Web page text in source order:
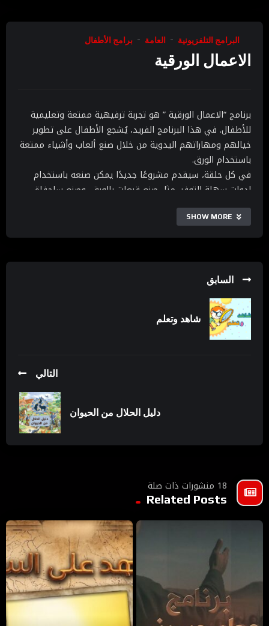
البرامج التلفزيونية العامة برامج الأطفال
الاعمال الورقية
برنامج “الاعمال الورقية ” هو تجربة ترفيهية ممتعة وتعليمية
للأطفال. في هذا البرنامج الفريد، يُشجع الأطفال على تطوير
خيالهم ومهاراتهم اليدوية من خلال صنع ألعاب وأشياء ممتعة
باستخدام الورق.
في كل حلقة، سيقدم مشروعًا جديدًا يمكن صنعه باستخدام
ادوات سهلة التوفر، مثل صنع قبعات بالورق، وصنع سلحفاة،
والعديد من الأفكار الأخرى.
SHOW MORE
السابق
شاهد وتعلم
التالي
دليل الحلال من الحيوان
18 منشورات ذات صلة
Related Posts